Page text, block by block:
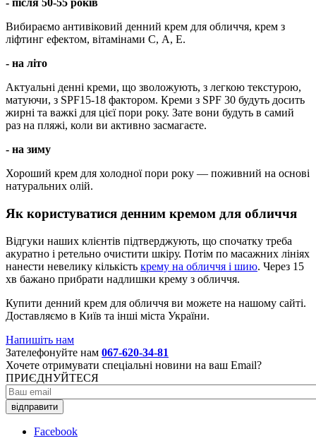
- після 50-55 років
Вибираємо антивіковий денний крем для обличчя, крем з
ліфтинг ефектом, вітамінами С, А, Е.
- на літо
Актуальні денні креми, що зволожують, з легкою текстурою,
матуючи, з SPF15-18 фактором. Креми з SPF 30 будуть досить
жирні та важкі для цієї пори року. Зате вони будуть в самий
раз на пляжі, коли ви активно засмагаєте.
- на зиму
Хороший крем для холодної пори року — поживний на основі
натуральних олій.
Як користуватися денним кремом для обличчя
Відгуки наших клієнтів підтверджують, що спочатку треба
акуратно і ретельно очистити шкіру. Потім по масажних лініях
нанести невелику кількість крему на обличчя і шию. Через 15
хв бажано прибрати надлишки крему з обличчя.
Купити денний крем для обличчя ви можете на нашому сайті.
Доставляємо в Київ та інші міста України.
Напишіть нам
Зателефонуйте нам 067-620-34-81
Хочете отримувати спеціальні новини на ваш Email?
ПРИЄДНУЙТЕСЯ
відправити
Facebook